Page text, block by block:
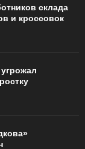
склада
и кроссовок